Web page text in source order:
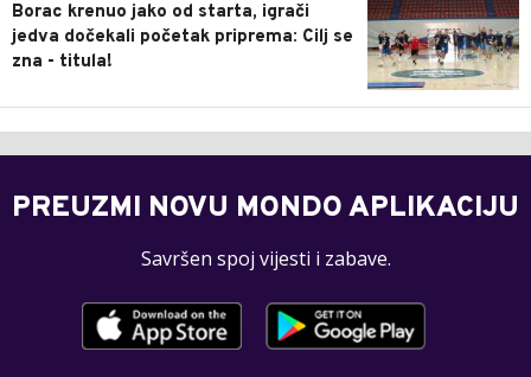
Borac krenuo jako od starta, igrači
jedva dočekali početak priprema: Cilj se
zna - titula!
PREUZMI NOVU MONDO APLIKACIJU
Savršen spoj vijesti i zabave.